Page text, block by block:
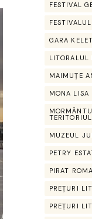
FESTIVAL
GARA
LITORALUL
MAIMUȚE
MONA LISA
MUZEUL
PETRY
PIRAT
PREȚURI
PREȚURI